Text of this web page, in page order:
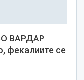
ВАРДАР
фекалиите се